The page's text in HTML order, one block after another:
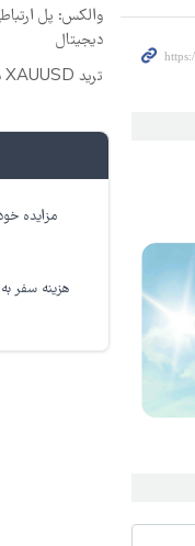
والکس: پل
دیجیتال
ترید XAUUSD با اسپرد از صفر پیپ
مزایده
هزینه سفر به